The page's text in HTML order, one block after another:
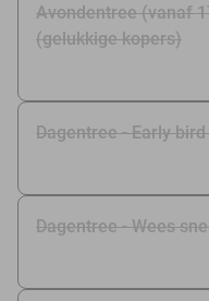
Avondentree (vanaf
(gelukkige kopers)
Dagentree - Early
Dagentree - Wees